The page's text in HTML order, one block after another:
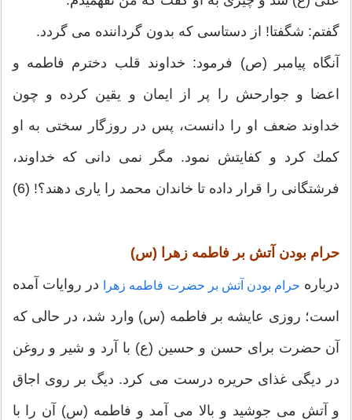
گفتم: شگفتا! از دستاسى كه بدون گرداننده مى ‏گردد.
آنگاه پيامبر (ص) فرمود: خداوند قلب دخترم فاطمه و
اعضا و جوارحش را پر از ايمان و يقين كرده و چون
خداوند ضعف او را دانست، پس در روزگار سختى به او
كمك كرد و كفايتش نمود. مگر نمى‏ دانى كه خداوند،
فرشتگانى را قرار داده تا خاندان محمد را يارى دهند؟! (6)
حرام بودن آتش بر فاطمه زهرا (س)
درباره حرام بودن آتش بر حضرت فاطمه زهرا در روایات آمده
است؛ روزى عايشه بر فاطمه (س) وارد شد، در حالى كه
آن حضرت براى حسن و حسين (ع) با آرد و شير و روغن
در ديگى غذاى حريره درست مى ‏كرد. ديگ بر روى اجاق
و آتش مى ‏جوشيد و بالا مى ‏آمد و فاطمه (س) آن را با